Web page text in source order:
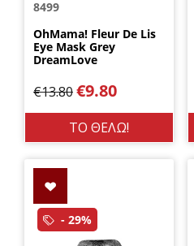
8499
OhMama! Fleur De Lis
Eye Mask Grey
DreamLove
€13.80€9.80
ΤΟ ΘΕΛΩ!
- 29%